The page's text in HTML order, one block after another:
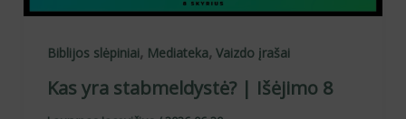
Biblijos slėpiniai, Mediateka, Vaizdo įrašai
Kas yra stabmeldystė? | Išėjimo 8